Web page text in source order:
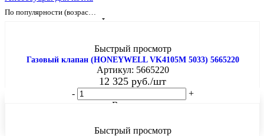
Быстрый просмотр
Газовый клапан (HONEYWELL VK4105M 5033) 5665220
Артикул: 5665220
12 325 руб./шт
-
+
В корзину
Быстрый просмотр